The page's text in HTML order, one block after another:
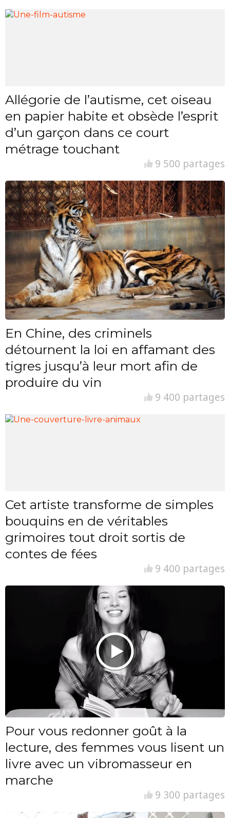
Allégorie de l’autisme, cet oiseau
en papier habite et obsède l’esprit
d’un garçon dans ce court
métrage touchant
9 500 partages
En Chine, des criminels
détournent la loi en affamant des
tigres jusqu’à leur mort afin de
produire du vin
9 400 partages
Cet artiste transforme de simples
bouquins en de véritables
grimoires tout droit sortis de
contes de fées
9 400 partages
Pour vous redonner goût à la
lecture, des femmes vous lisent un
livre avec un vibromasseur en
marche
9 300 partages